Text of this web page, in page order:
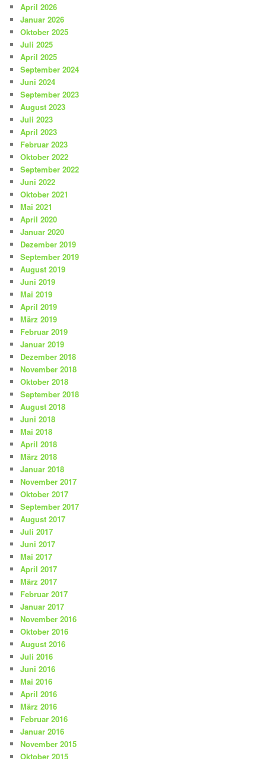
April 2026
Januar 2026
Oktober 2025
Juli 2025
April 2025
September 2024
Juni 2024
September 2023
August 2023
Juli 2023
April 2023
Februar 2023
Oktober 2022
September 2022
Juni 2022
Oktober 2021
Mai 2021
April 2020
Januar 2020
Dezember 2019
September 2019
August 2019
Juni 2019
Mai 2019
April 2019
März 2019
Februar 2019
Januar 2019
Dezember 2018
November 2018
Oktober 2018
September 2018
August 2018
Juni 2018
Mai 2018
April 2018
März 2018
Januar 2018
November 2017
Oktober 2017
September 2017
August 2017
Juli 2017
Juni 2017
Mai 2017
April 2017
März 2017
Februar 2017
Januar 2017
November 2016
Oktober 2016
August 2016
Juli 2016
Juni 2016
Mai 2016
April 2016
März 2016
Februar 2016
Januar 2016
November 2015
Oktober 2015